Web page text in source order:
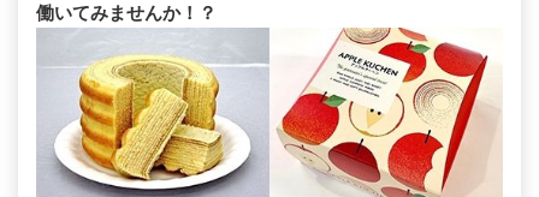
働いてみませんか！？